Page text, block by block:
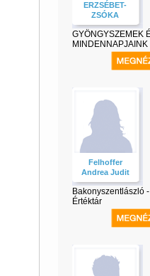
ERZSÉBET-
ZSÓKA
GYÖNGYSZEMEK
MINDENNAPJAINK
Felhoffer
Andrea Judit
Bakonyszentlászló -
Értéktár